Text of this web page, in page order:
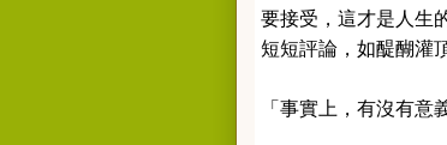
要接受，這才是人生
短短評論，如醍醐灌
「事實上，有沒有